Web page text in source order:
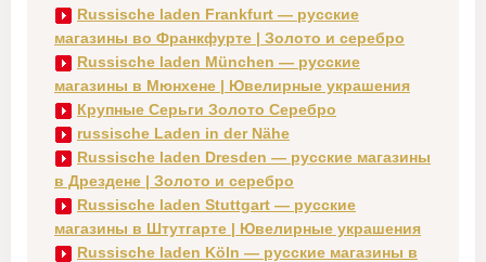
Russische laden Frankfurt — русские
магазины во Франкфурте | Золото и серебро
Russische laden München — русские
магазины в Мюнхене | Ювелирные украшения
Крупные Серьги Золото Серебро
russische Laden in der Nähe
Russische laden Dresden — русские магазины
в Дрездене | Золото и серебро
Russische laden Stuttgart — русские
магазины в Штутгарте | Ювелирные украшения
Russische laden Köln — русские магазины в